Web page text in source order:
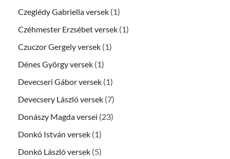
Czeglédy Gabriella versek (1)
Czéhmester Erzsébet versek (1)
Czuczor Gergely versek (1)
Dénes György versek (1)
Devecseri Gábor versek (1)
Devecsery László versek (7)
Donászy Magda versei (23)
Donkó István versek (1)
Donkó László versek (5)